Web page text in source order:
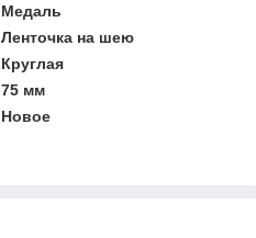
Медаль
Ленточка на шею
Круглая
75 мм
Новое